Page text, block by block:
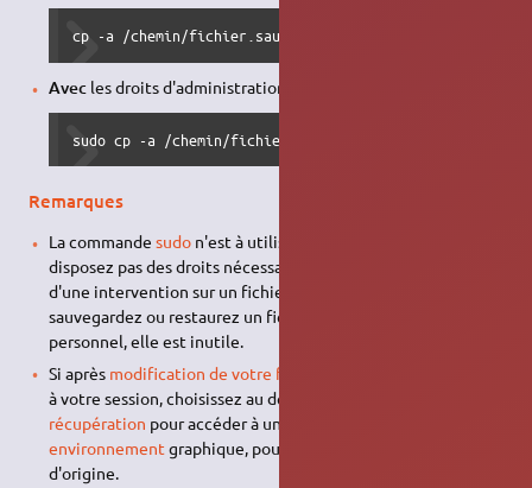
cp -a /chemin/fichier.sauve /chemin/fichier
Avec les droits d'administration :
sudo cp -a /chemin/fichier.sauve /chemin/fichier
Remarques
La commande sudon'est à utiliser que dans le cas où vous ne
disposez pas des droits nécessaires, comme par exemple lors
d'une intervention sur un fichier système. Si vous
sauvegardez ou restaurez un fichier de votre dossier
personnel, elle est inutile.
Si après modification de votre fichier
à votre session, choisissez au démarrage le
récupération pour accéder à une
environnement graphique, pour pouvoir restaurer le fichier
d'origine.